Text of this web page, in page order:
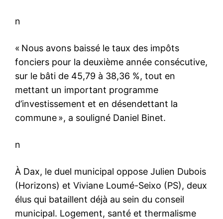
n
« Nous avons baissé le taux des impôts
fonciers pour la deuxième année consécutive,
sur le bâti de 45,79 à 38,36 %, tout en
mettant un important programme
d’investissement et en désendettant la
commune », a souligné Daniel Binet.
n
À Dax, le duel municipal oppose Julien Dubois
(Horizons) et Viviane Loumé-Seixo (PS), deux
élus qui bataillent déjà au sein du conseil
municipal. Logement, santé et thermalisme